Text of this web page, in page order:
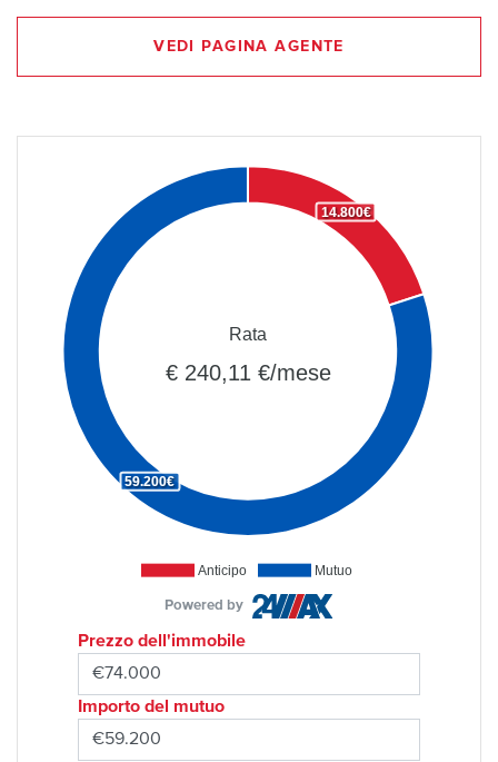
VEDI PAGINA AGENTE
Anticipo Mutuo
14.800€
59.200€
Rata
€ 240,11 €/mese
Powered by
Prezzo dell'immobile
Importo del mutuo